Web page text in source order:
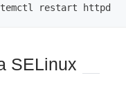
SELinux